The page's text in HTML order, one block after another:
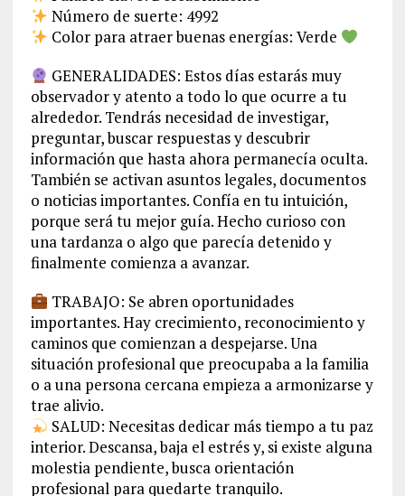
Número de suerte: 4992
Color para atraer buenas energías: Verde
GENERALIDADES: Estos días estarás muy
observador y atento a todo lo que ocurre a tu
alrededor. Tendrás necesidad de investigar,
preguntar, buscar respuestas y descubrir
información que hasta ahora permanecía oculta.
También se activan asuntos legales, documentos
o noticias importantes. Confía en tu intuición,
porque será tu mejor guía. Hecho curioso con
una tardanza o algo que parecía detenido y
finalmente comienza a avanzar.
TRABAJO: Se abren oportunidades
importantes. Hay crecimiento, reconocimiento y
caminos que comienzan a despejarse. Una
situación profesional que preocupaba a la familia
o a una persona cercana empieza a armonizarse y
trae alivio.
SALUD: Necesitas dedicar más tiempo a tu paz
interior. Descansa, baja el estrés y, si existe alguna
molestia pendiente, busca orientación
profesional para quedarte tranquilo.